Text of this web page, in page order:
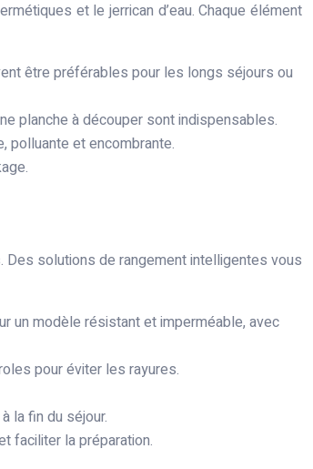
et le jerrican d’eau. Chaque élément
être préférables pour les longs séjours ou
planche à découper sont indispensables.
polluante et encombrante.
solutions de rangement intelligentes vous
un modèle résistant et imperméable, avec
pour éviter les rayures.
la fin du séjour.
faciliter la préparation.